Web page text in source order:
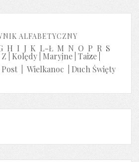
ALFABETYCZNY
H I J K L-Ł M N O P R S
Z Kolędy Maryjne Taize
| Wielkanoc Duch Święty